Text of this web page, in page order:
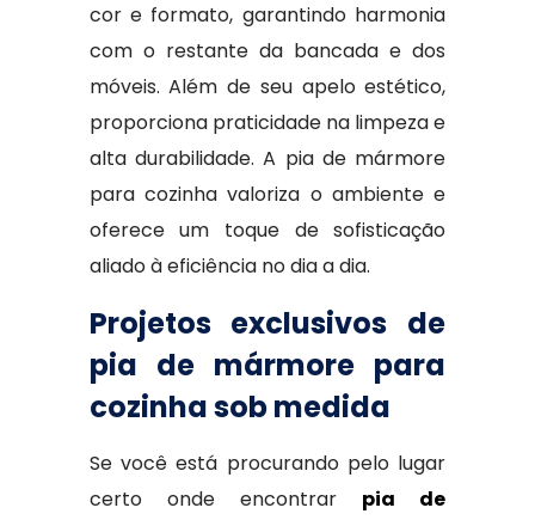
cor e formato, garantindo harmonia
com o restante da bancada e dos
móveis. Além de seu apelo estético,
proporciona praticidade na limpeza e
alta durabilidade. A pia de mármore
para cozinha valoriza o ambiente e
oferece um toque de sofisticação
aliado à eficiência no dia a dia.
Projetos exclusivos de
pia de mármore para
cozinha sob medida
Se você está procurando pelo lugar
certo onde encontrar pia de